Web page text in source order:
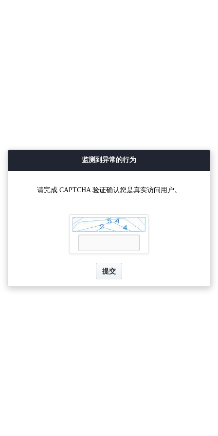
监测到异常的行为
请完成 CAPTCHA 验证确认您是真实访问用户。